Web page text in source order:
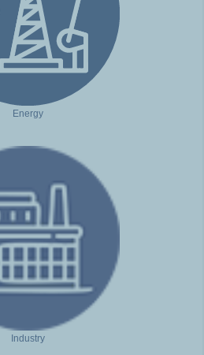
Energy
Industry